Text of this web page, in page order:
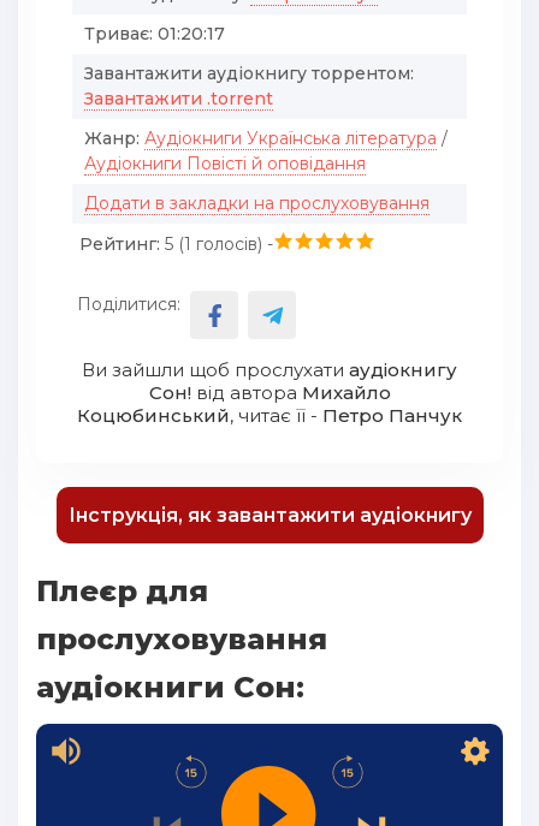
Триває: 01:20:17
Завантажити аудіокнигу торрентом:
Завантажити .torrent
Жанр: Аудіокниги Українська література /
Аудіокниги Повісті й оповідання
Додати в закладки на прослуховування
Рейтинг: 5 (1 голосів) -
Поділитися:
Ви зайшли щоб прослухати аудіокнигу
Сон!від автора Михайло
Коцюбинський, читає її - Петро Панчук
Інструкція, як завантажити аудіокнигу
Плеєр для
прослуховування
аудіокниги Сон: